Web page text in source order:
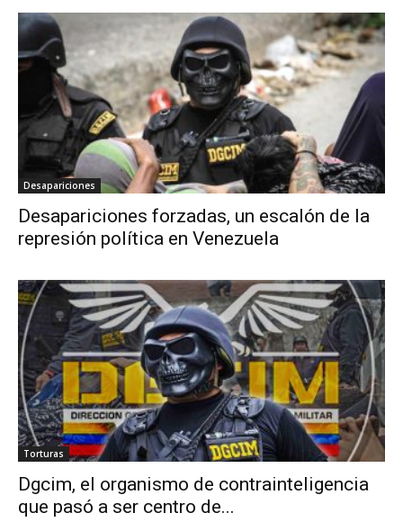
Desapariciones
Desapariciones forzadas, un escalón de la
represión política en Venezuela
Torturas
Dgcim, el organismo de contrainteligencia
que pasó a ser centro de...